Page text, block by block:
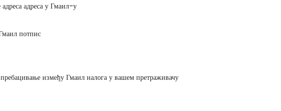
адреса у Гмаил-у
потпис
пребацивање између Гмаил налога у вашем претраживачу